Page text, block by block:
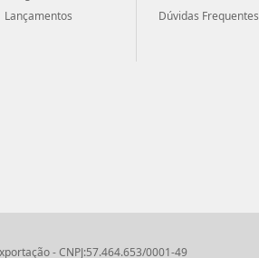
Lançamentos
Dúvidas Frequentes
- CNPJ:57.464.653/0001-49